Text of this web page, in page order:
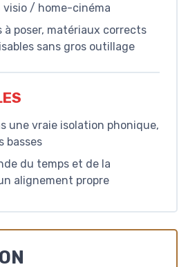
/ home-cinéma
à poser, matériaux corrects
sans gros outillage
une vraie isolation phonique,
basses
du temps et de la
alignement propre